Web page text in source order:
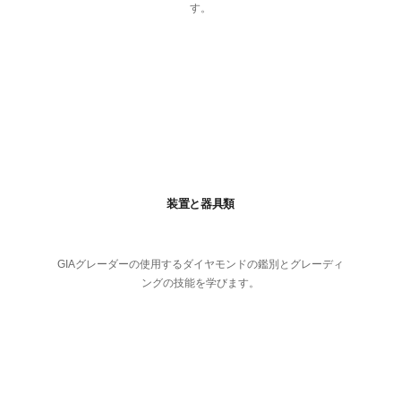
す。
装置と器具類
GIAグレーダーの使用するダイヤモンドの鑑別とグレーディ
ングの技能を学びます。